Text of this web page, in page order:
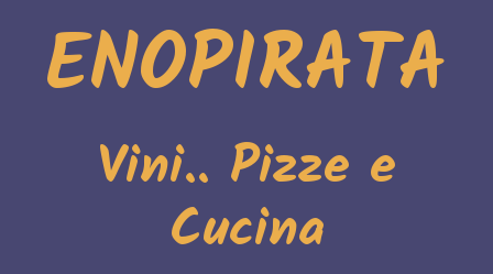
ENOPIRATA
Vini.. Pizze e
Cucina